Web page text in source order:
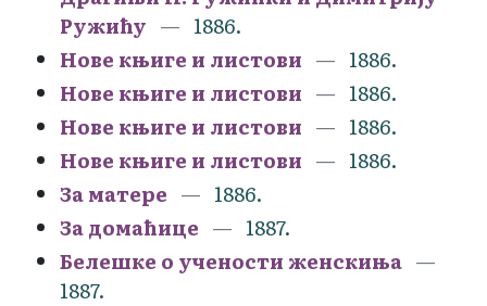
Ружићу
1886.
Нове књиге и листови
1886.
Нове књиге и листови
1886.
Нове књиге и листови
1886.
Нове књиге и листови
1886.
За матере
1886.
За домаћице
1887.
Белешке о учености женскиња
1887.